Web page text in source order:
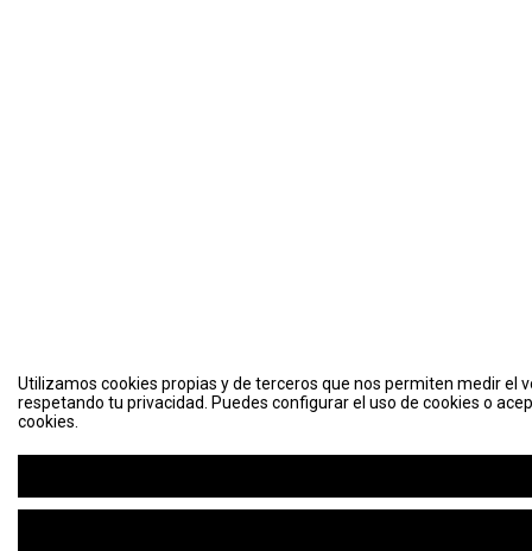
Utilizamos cookies propias y de terceros que nos permiten medir el
respetando tu privacidad. Puedes configurar el uso de cookies o
cookies.